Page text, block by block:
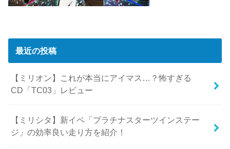
最近の投稿
【ミリオン】これが本当にアイマス…？怖すぎる
CD「TC03」レビュー
【ミリシタ】新イベ「プラチナスターツインステー
ジ」の効率良い走り方を紹介！